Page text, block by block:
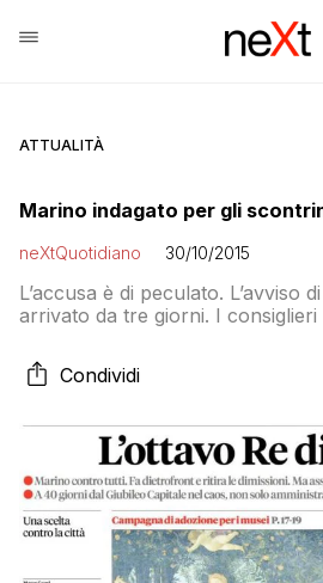
ATTUALITÀ
Marino indagato per gli
neXtQuotidiano 30/10/2015
L’accusa è di peculato. L’avviso
arrivato da tre giorni. I consiglieri
discussione sull’addio del
Onlus è congelata
Condividi